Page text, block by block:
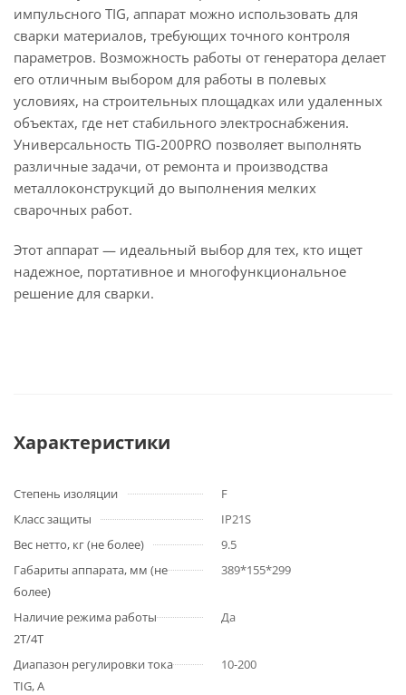
импульсного TIG, аппарат можно использовать для
сварки материалов, требующих точного контроля
параметров. Возможность работы от генератора делает
его отличным выбором для работы в полевых
условиях, на строительных площадках или удаленных
объектах, где нет стабильного электроснабжения.
Универсальность TIG-200PRO позволяет выполнять
различные задачи, от ремонта и производства
металлоконструкций до выполнения мелких
сварочных работ.
Этот аппарат — идеальный выбор для тех, кто ищет
надежное, портативное и многофункциональное
решение для сварки.
Характеристики
Степень изоляции
F
Класс защиты
IP21S
Вес нетто, кг (не более)
9.5
Габариты аппарата, мм (не
более)
389*155*299
Наличие режима работы
2T/4T
Да
Диапазон регулировки тока
TIG, А
10-200